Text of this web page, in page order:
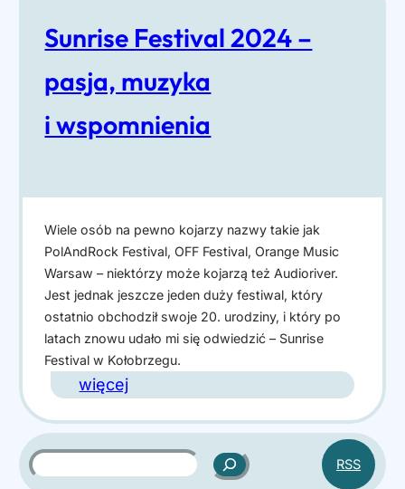
w
l
E
r
o
p
y
–
a
r
W
o
n
o
ś
c
i
,
M
Sunrise Festival 2024 –
pasja, muzyka
i wspomnienia
Wiele osób na pewno kojarzy nazwy takie jak
PolAndRock Festival, OFF Festival, Orange Music
Warsaw – niektórzy może kojarzą też Audioriver.
Jest jednak jeszcze jeden duży festiwal, który
ostatnio obchodził swoje 20. urodziny, i który po
latach znowu udało mi się odwiedzić – Sunrise
Festival w Kołobrzegu.
więcej:
u
S
z
RSS